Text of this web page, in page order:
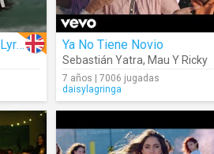
Gyal You A Party Animal (Lyrics) Ya No Tiene Novio
Sebastián Yatra, Mau Y Ricky
7 años | 7006 jugadas
daisylagringa